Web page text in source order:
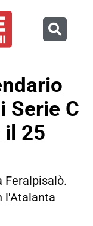
Serie C
25
Feralpisalò.
l'Atalanta